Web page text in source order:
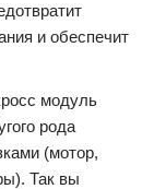
и обеспечит
модуль
рода
(мотор,
Так вы